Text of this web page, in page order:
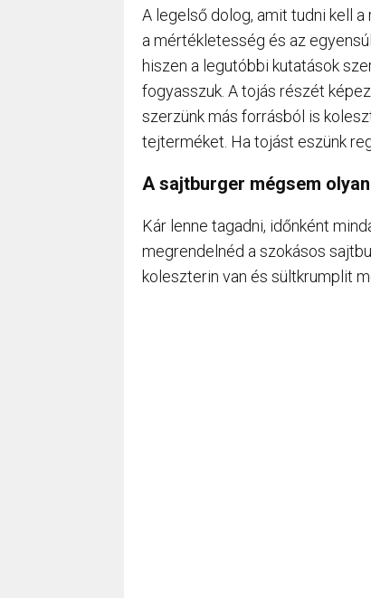
A legelső dolog, amit tudni kell
a mértékletesség és az
hiszen a legutóbbi kutatások
fogyasszuk. A tojás részét
szerzünk más forrásból is
tejterméket. Ha tojást eszünk
A sajtburger mégsem
Kár lenne tagadni, időnként
megrendelnéd a szokásos
koleszterin van és sültkrumplit